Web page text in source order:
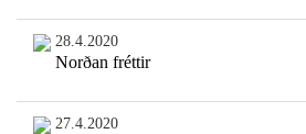
28.4.2020
Norðan fréttir
27.4.2020